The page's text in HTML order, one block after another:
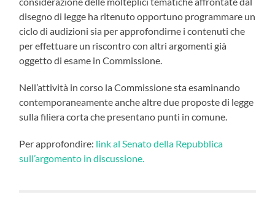
disegno di legge ha ritenuto opportuno programmare un
ciclo di audizioni sia per approfondirne i contenuti che
per effettuare un riscontro con altri argomenti già
oggetto di esame in Commissione.
Nell’attività in corso la Commissione sta esaminando
contemporaneamente anche altre due proposte di legge
sulla filiera corta che presentano punti in comune.
Per approfondire: link al Senato della Repubblica
sull’argomento in discussione.